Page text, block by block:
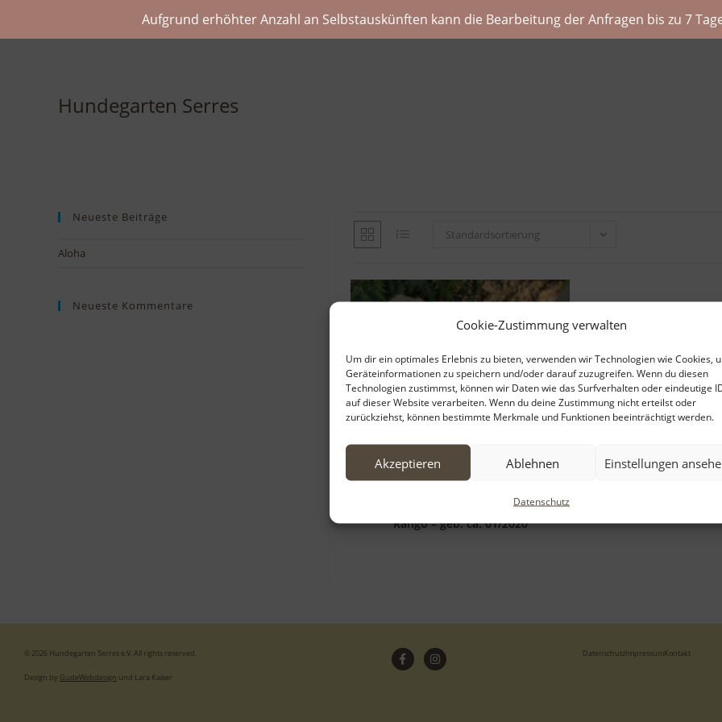
Aufgrund erhöhter Anzahl an Selbstauskünften kann die Bearbeitung der Anfragen bis zu 7
Cookie-Zustimmung verwalten
Um dir ein optimales Erlebnis zu bieten, verwenden wir Technologien wie Cookies,
Geräteinformationen zu speichern und/oder darauf zuzugreifen. Wenn du diesen
Technologien zustimmst, können wir Daten wie das Surfverhalten oder eindeutige
auf dieser Website verarbeiten. Wenn du deine Zustimmung nicht erteilst oder
zurückziehst, können bestimmte Merkmale und Funktionen beeinträchtigt werden.
Akzeptieren Ablehnen Einstellungen
Datenschutz
Hundegarten Serres
Standardsortierung
Rango – geb. ca. 01/2020
Neueste Beiträge
Aloha
Neueste Kommentare
© 2026 Hundegarten Serres e.V. All rights reserved.
Design by GudeWebdesign und Lara Kaiser
DatenschutzImpressumKontakt